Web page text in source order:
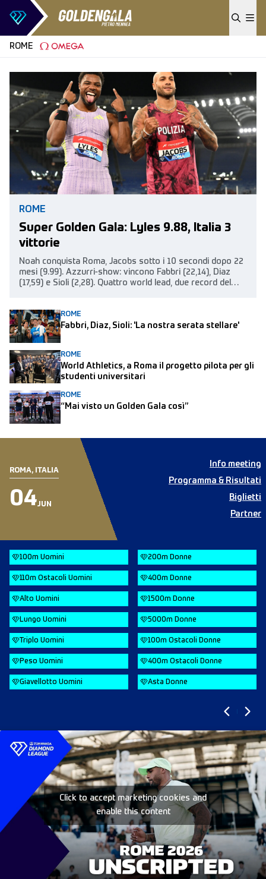
Skip to content
ROME
ROME
Super Golden Gala: Lyles 9.88, Italia 3
vittorie
Noah conquista Roma, Jacobs sotto i 10 secondi dopo 22
mesi (9.99). Azzurri-show: vincono Fabbri (22,14), Diaz
(17,59) e Sioli (2,28). Quattro world lead, due record del
ROME
Fabbri, Diaz, Sioli: 'La nostra serata stellare'
ROME
World Athletics, a Roma il progetto pilota per gli
studenti universitari
ROME
“Mai visto un Golden Gala così”
ROMA, ITALIA
04JUN
Info meeting
Programma & Risultati
Biglietti
Partner
100m Uomini
110m Ostacoli Uomini
Alto Uomini
Lungo Uomini
Triplo Uomini
Peso Uomini
Giavellotto Uomini
200m Donne
400m Donne
1500m Donne
5000m Donne
100m Ostacoli Donne
400m Ostacoli Donne
Asta Donne
Click to accept marketing cookies and
enable this content